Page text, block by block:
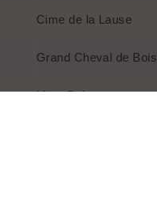
Cime de la Lause
Grand Cheval de Bois
Mont Bal